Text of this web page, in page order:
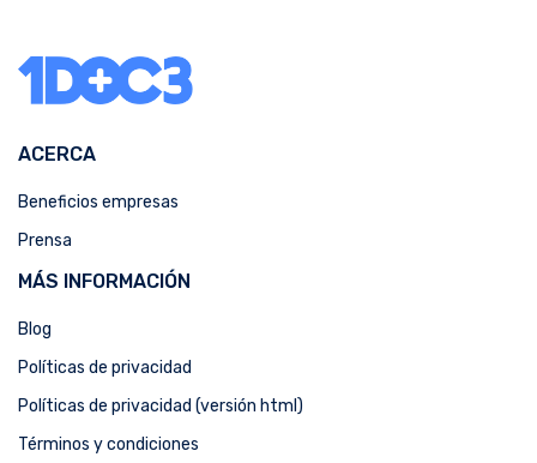
ACERCA
Beneficios empresas
Prensa
MÁS INFORMACIÓN
Blog
Políticas de privacidad
Políticas de privacidad (versión html)
Términos y condiciones